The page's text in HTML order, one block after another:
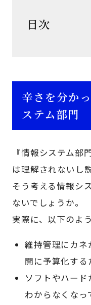
目次
辛さを分か
ステム部門
『情報システム部
は理解されないし
そう考える情報シ
ないでしょうか。
実際に、以下のよ
維持管理にカネ
開に予算化する
ソフトやハード
わからなくなっ